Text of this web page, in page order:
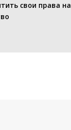
свои права на